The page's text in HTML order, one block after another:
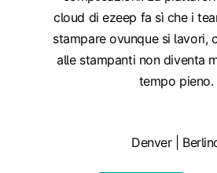
cloud di ezeep fa sì che i
stampare ovunque si lavori,
alle stampanti non diventa
tempo pieno.
Denver |